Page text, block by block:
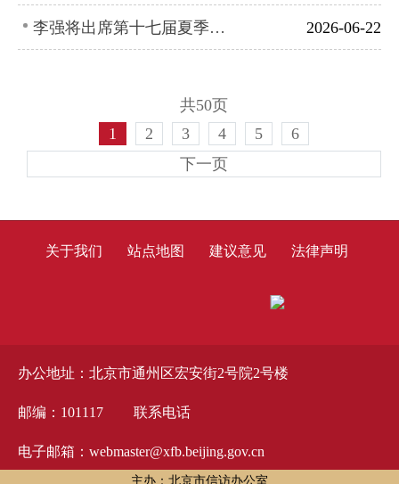
李强将出席第十七届夏季达沃斯论坛 2026-06-22
共50页
1
2 3 4 5
6
下一页
办公地址：北京市通州区宏安街2号院2号楼
邮编：101117 联系电话
电子邮箱：webmaster@xfb.beijing.gov.cn
关于我们 站点地图 建议意见 法律声明
主办：北京市信访办公室